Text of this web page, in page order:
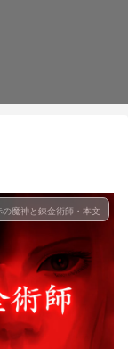
の魔神と錬金術師・本文